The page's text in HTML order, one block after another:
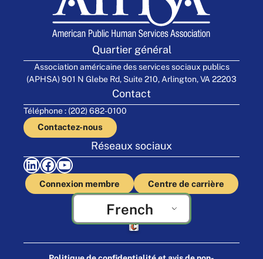
Quartier général
Association américaine des services sociaux publics
(APHSA) 901 N Glebe Rd, Suite 210, Arlington, VA 22203
Contact
Téléphone : (202) 682-0100
Contactez-nous
Réseaux sociaux
LinkedIn Facebook YouTube
Connexion membre Centre de carrière
French
Fabriqué par Cornershop Creative